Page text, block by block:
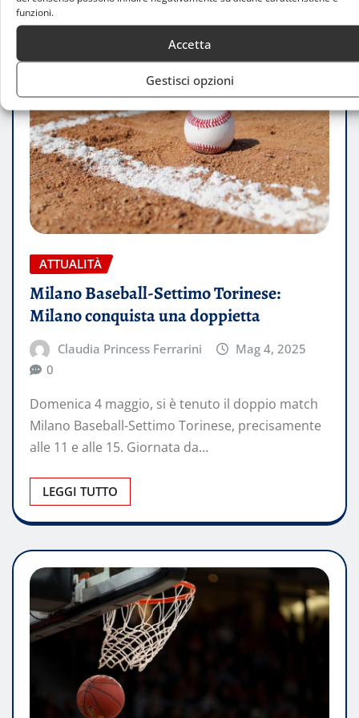
funzioni.
Accetta
Gestisci opzioni
ATTUALITÀ
Milano Baseball-Settimo Torinese:
Milano conquista una doppietta
Claudia Princess Ferrarini
Mag 4, 2025
0
Domenica 4 maggio, si è tenuto il doppio match
Milano Baseball-Settimo Torinese, precisamente
alle 11 e alle 15. Giornata da…
LEGGI TUTTO